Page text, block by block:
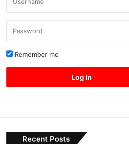
Remember me
Log In
Recent Posts